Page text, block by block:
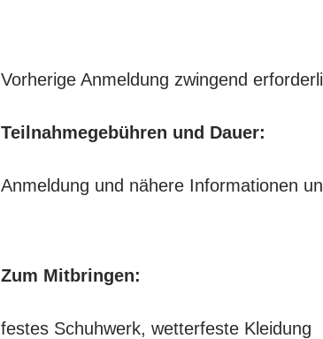
Vorherige Anmeldung zwingend
Teilnahmegebühren und Dauer:
Anmeldung und nähere Informationen
Zum Mitbringen:
festes Schuhwerk, wetterfeste Kleidung